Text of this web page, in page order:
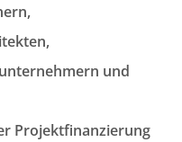
und
Projektfinanzierung